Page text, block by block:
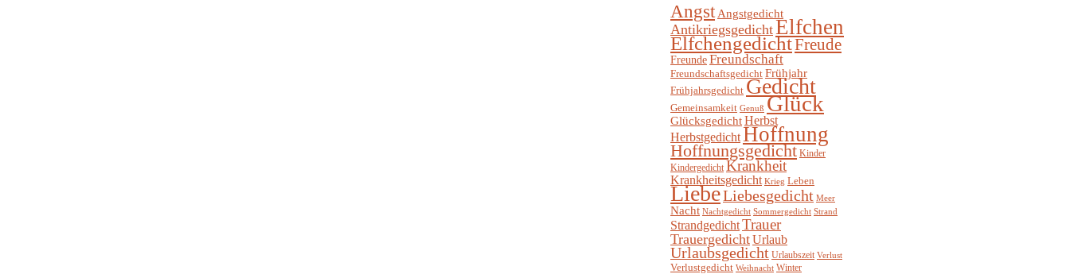
Angst Angstgedicht
AntikriegsgedichtElfchen
ElfchengedichtFreude
FreundeFreundschaft
Freundschaftsgedicht Frühjahr
Frühjahrsgedicht Gedicht
Gemeinsamkeit Genuß Glück
GlücksgedichtHerbst
HerbstgedichtHoffnung
Hoffnungsgedicht Kinder
Kindergedicht Krankheit
Krankheitsgedicht Krieg Leben
LiebeLiebesgedicht Meer
Nacht Nachtgedicht Sommergedicht Strand
StrandgedichtTrauer
TrauergedichtUrlaub
Urlaubsgedicht Urlaubszeit Verlust
Verlustgedicht Weihnacht Winter